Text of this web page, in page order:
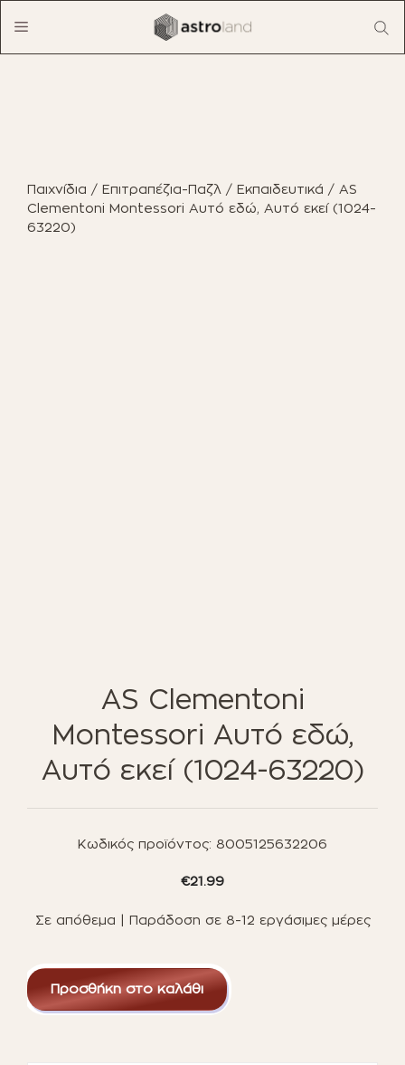
σε
Menu
ΈΠΙΠΛΑ ΕΞΩΤΕΡΙΚΟΎ ΧΏΡΟΥ
ΟΙΚΙΑΚΌΣ ΕΞΟΠΛΙΣΜΌΣ
Παιχνίδια / Επιτραπέζια-Παζλ / Εκπαιδευτικά / AS
Clementoni Montessori Αυτό εδώ, Αυτό εκεί (1024-
63220)
AS Clementoni
Montessori Αυτό εδώ,
Αυτό εκεί (1024-63220)
Κωδικός προϊόντος: 8005125632206
€21.99
Σε απόθεμα | Παράδοση σε 8-12 εργάσιμες μέρες
Clementoni
Montessori
Αυτό
Προσθήκη στο καλάθι